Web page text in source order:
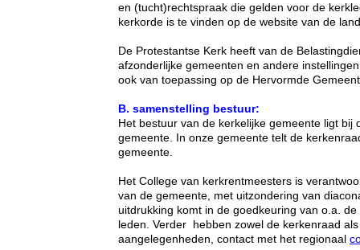
en (tucht)rechtspraak die gelden voor de
kerkorde is te vinden op de website van de
De Protestantse Kerk heeft van de
afzonderlijke gemeenten en andere
ook van toepassing op de Hervormde
B. samenstelling bestuur:
Het bestuur van de kerkelijke gemeente ligt
gemeente. In onze gemeente telt de
gemeente.
Het College van kerkrentmeesters is
van de gemeente, met uitzondering van
uitdrukking komt in de goedkeuring van o.a.
leden. Verder hebben zowel de kerkenraad
aangelegenheden, contact met het regionaal